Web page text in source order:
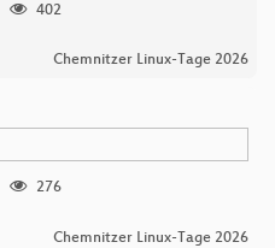
402
Chemnitzer Linux-Tage 2026
276
Chemnitzer Linux-Tage 2026